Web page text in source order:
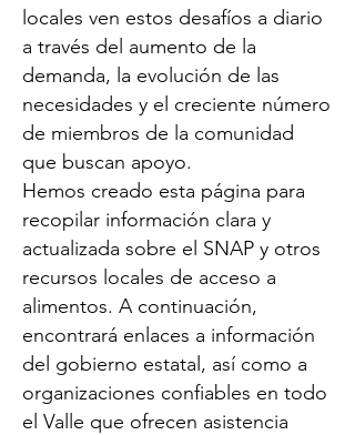
locales ven estos desafíos a diario
a través del aumento de la
demanda, la evolución de las
necesidades y el creciente número
de miembros de la comunidad
que buscan apoyo.
Hemos creado esta página para
recopilar información clara y
actualizada sobre el SNAP y otros
recursos locales de acceso a
alimentos. A continuación,
encontrará enlaces a información
del gobierno estatal, así como a
organizaciones confiables en todo
el Valle que ofrecen asistencia